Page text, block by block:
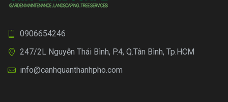
0906654246
247/2L Nguyễn Thái Bình, P.4, Q.Tân Bình, Tp.HCM
info@canhquanthanhpho.com